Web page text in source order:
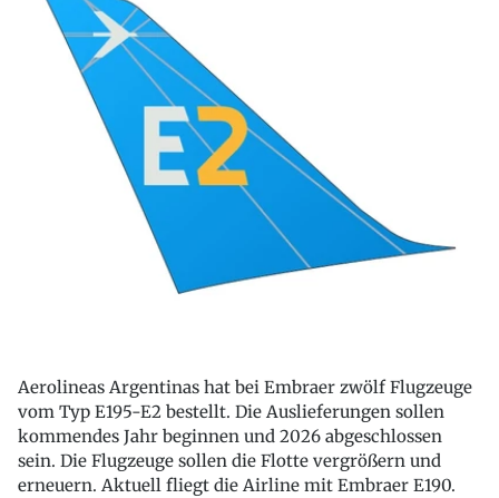
Aerolineas Argentinas hat bei Embraer zwölf Flugzeuge
vom Typ E195-E2 bestellt. Die Auslieferungen sollen
kommendes Jahr beginnen und 2026 abgeschlossen
sein. Die Flugzeuge sollen die Flotte vergrößern und
erneuern. Aktuell fliegt die Airline mit Embraer E190.